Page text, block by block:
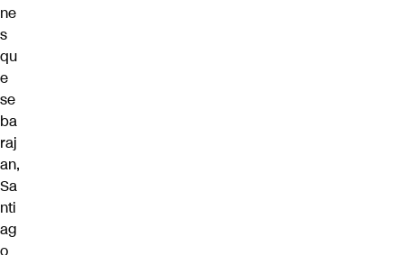
ne
s
qu
e
se
ba
raj
an,
Sa
nti
ag